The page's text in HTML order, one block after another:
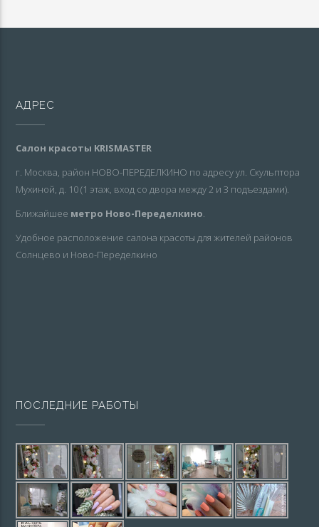
АДРЕС
Салон красоты KRISMASTER
г. Москва, район НОВО-ПЕРЕДЕЛКИНО по адресу ул. Скульптора
Мухиной, д. 10 (1 этаж, вход со двора между 2 и 3 подъездами).
Ближайшее метро Ново-Переделкино.
Удобное расположение салона красоты для жителей районов
Солнцево и Ново-Переделкино
ПОСЛЕДНИЕ РАБОТЫ